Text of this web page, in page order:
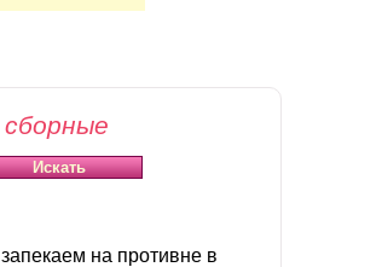
на противне в